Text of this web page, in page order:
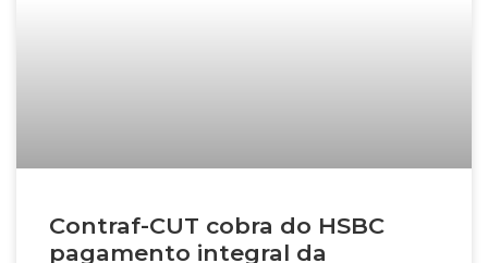
Contraf-CUT cobra do HSBC
pagamento integral da